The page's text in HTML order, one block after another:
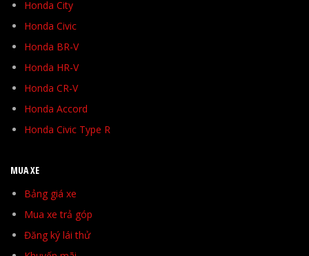
Honda City
Honda Civic
Honda BR-V
Honda HR-V
Honda CR-V
Honda Accord
Honda Civic Type R
MUA XE
Bảng giá xe
Mua xe trả góp
Đăng ký lái thử